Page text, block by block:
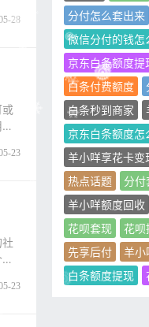
28
23
23
分付怎么套出来
微信分付的钱怎
京东白条额度提
白条付费额度
白条秒到商家
京东白条额度怎
羊小咩享花卡变
热点话题
分付
羊小咩额度回收
花呗套现
花呗
先享后付
羊小
白条额度提现